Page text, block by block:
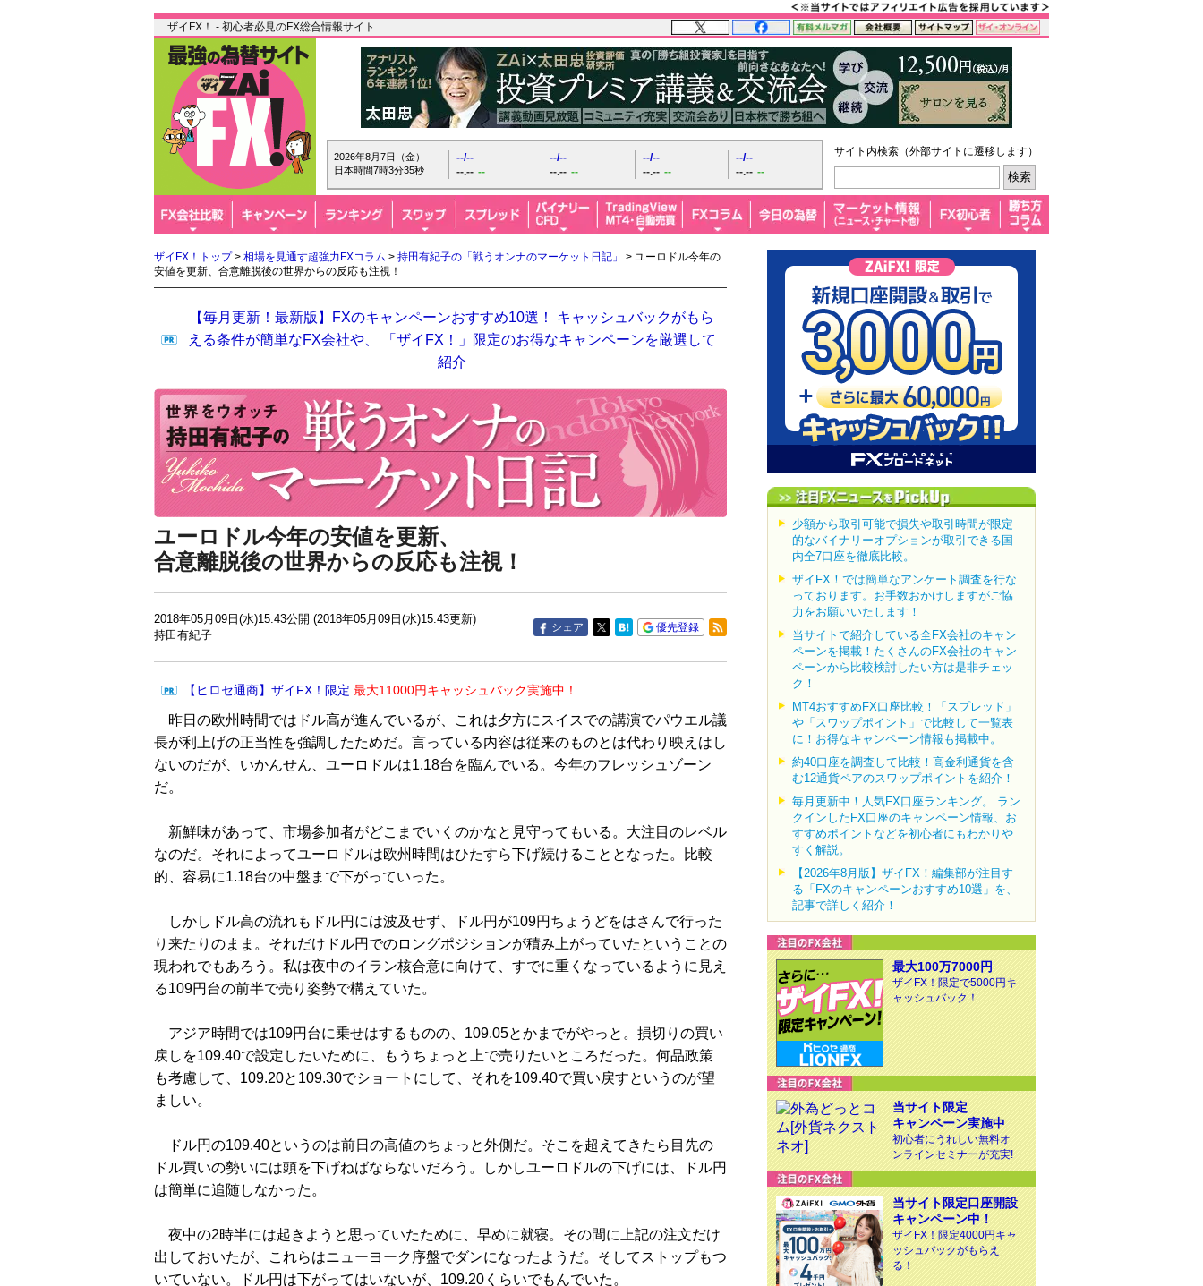
ザイFX！ - 初心者必見のFX総合情報サイト
2026年8月7日（金）
日本時間7時3分36秒
--/--
--.-- --
--/--
--.-- --
--/--
--.-- --
--/--
--.-- --
サイト内検索（外部サイトに遷移します）
ザイFX！トップ> 相場を見通す超強力FXコラム > 持田有紀子の「戦うオンナのマーケット日記」
> ユーロドル今年の
安値を更新、合意離脱後の世界からの反応も注視！
【毎月更新！最新版】FXのキャンペーンおすすめ10選！ キャッシュバックがもら
える条件が簡単なFX会社や、 「ザイFX！」限定のお得なキャンペーンを厳選して
紹介
ユーロドル今年の安値を更新、
合意離脱後の世界からの反応も注視！
2018年05月09日(水)15:43公開 (2018年05月09日(水)15:43更新)
持田有紀子
シェア 優先登録
【ヒロセ通商】ザイFX！限定 最大11000円キャッシュバック実施中！
昨日の欧州時間ではドル高が進んでいるが、これは夕方にスイスでの講演でパウエル議
長が利上げの正当性を強調したためだ。言っている内容は従来のものとは代わり映えはし
ないのだが、いかんせん、ユーロドルは1.18台を臨んでいる。今年のフレッシュゾーン
だ。
新鮮味があって、市場参加者がどこまでいくのかなと見守ってもいる。大注目のレベル
なのだ。それによってユーロドルは欧州時間はひたすら下げ続けることとなった。比較
的、容易に1.18台の中盤まで下がっていった。
しかしドル高の流れもドル円には波及せず、ドル円が109円ちょうどをはさんで行った
り来たりのまま。それだけドル円でのロングポジションが積み上がっていたということの
現われでもあろう。私は夜中のイラン核合意に向けて、すでに重くなっているように見え
る109円台の前半で売り姿勢で構えていた。
アジア時間では109円台に乗せはするものの、109.05とかまでがやっと。損切りの買い
戻しを109.40で設定したいために、もうちょっと上で売りたいところだった。何品政策
も考慮して、109.20と109.30でショートにして、それを109.40で買い戻すというのが望
ましい。
ドル円の109.40というのは前日の高値のちょっと外側だ。そこを超えてきたら目先の
ドル買いの勢いには頭を下げねばならないだろう。しかしユーロドルの下げには、ドル円
は簡単に追随しなかった。
夜中の2時半には起きようと思っていたために、早めに就寝。その間に上記の注文だけ
出しておいたが、これらはニューヨーク序盤でダンになったようだ。そしてストップもつ
いていない。ドル円は下がってはいないが、109.20くらいでもんでいた。
少額から取引可能で損失や取引時間が限定
的なバイナリーオプションが取引できる国
内全7口座を徹底比較。
ザイFX！では簡単なアンケート調査を行な
っております。お手数おかけしますがご協
力をお願いいたします！
当サイトで紹介している全FX会社のキャン
ペーンを掲載！たくさんのFX会社のキャン
ペーンから比較検討したい方は是非チェッ
ク！
MT4おすすめFX口座比較！「スプレッド」
や「スワップポイント」で比較して一覧表
に！お得なキャンペーン情報も掲載中。
約40口座を調査して比較！高金利通貨を含
む12通貨ペアのスワップポイントを紹介！
毎月更新中！人気FX口座ランキング。 ラン
クインしたFX口座のキャンペーン情報、お
すすめポイントなどを初心者にもわかりや
すく解説。
【2026年8月版】ザイFX！編集部が注目す
る「FXのキャンペーンおすすめ10選」を、
記事で詳しく紹介！
最大100万7000円
ザイFX！限定で5000円キ
ャッシュバック！
当サイト限定
キャンペーン実施中
初心者にうれしい無料オ
ンラインセミナーが充実!
当サイト限定口座開設
キャンペーン中！
ザイFX！限定4000円キャ
ッシュバックがもらえ
る！